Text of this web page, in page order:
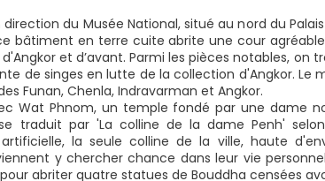
du Musée National, situé au nord du
bâtiment en terre cuite abrite une cour
et d’avant. Parmi les pièces notables, on
de singes en lutte de la collection d'Angkor. Le
Funan, Chenla, Indravarman et Angkor.
Wat Phnom, un temple fondé par une dame
traduit par 'La colline de la dame Penh'
la seule colline de la ville, haute
y chercher chance dans leur vie
abriter quatre statues de Bouddha censées